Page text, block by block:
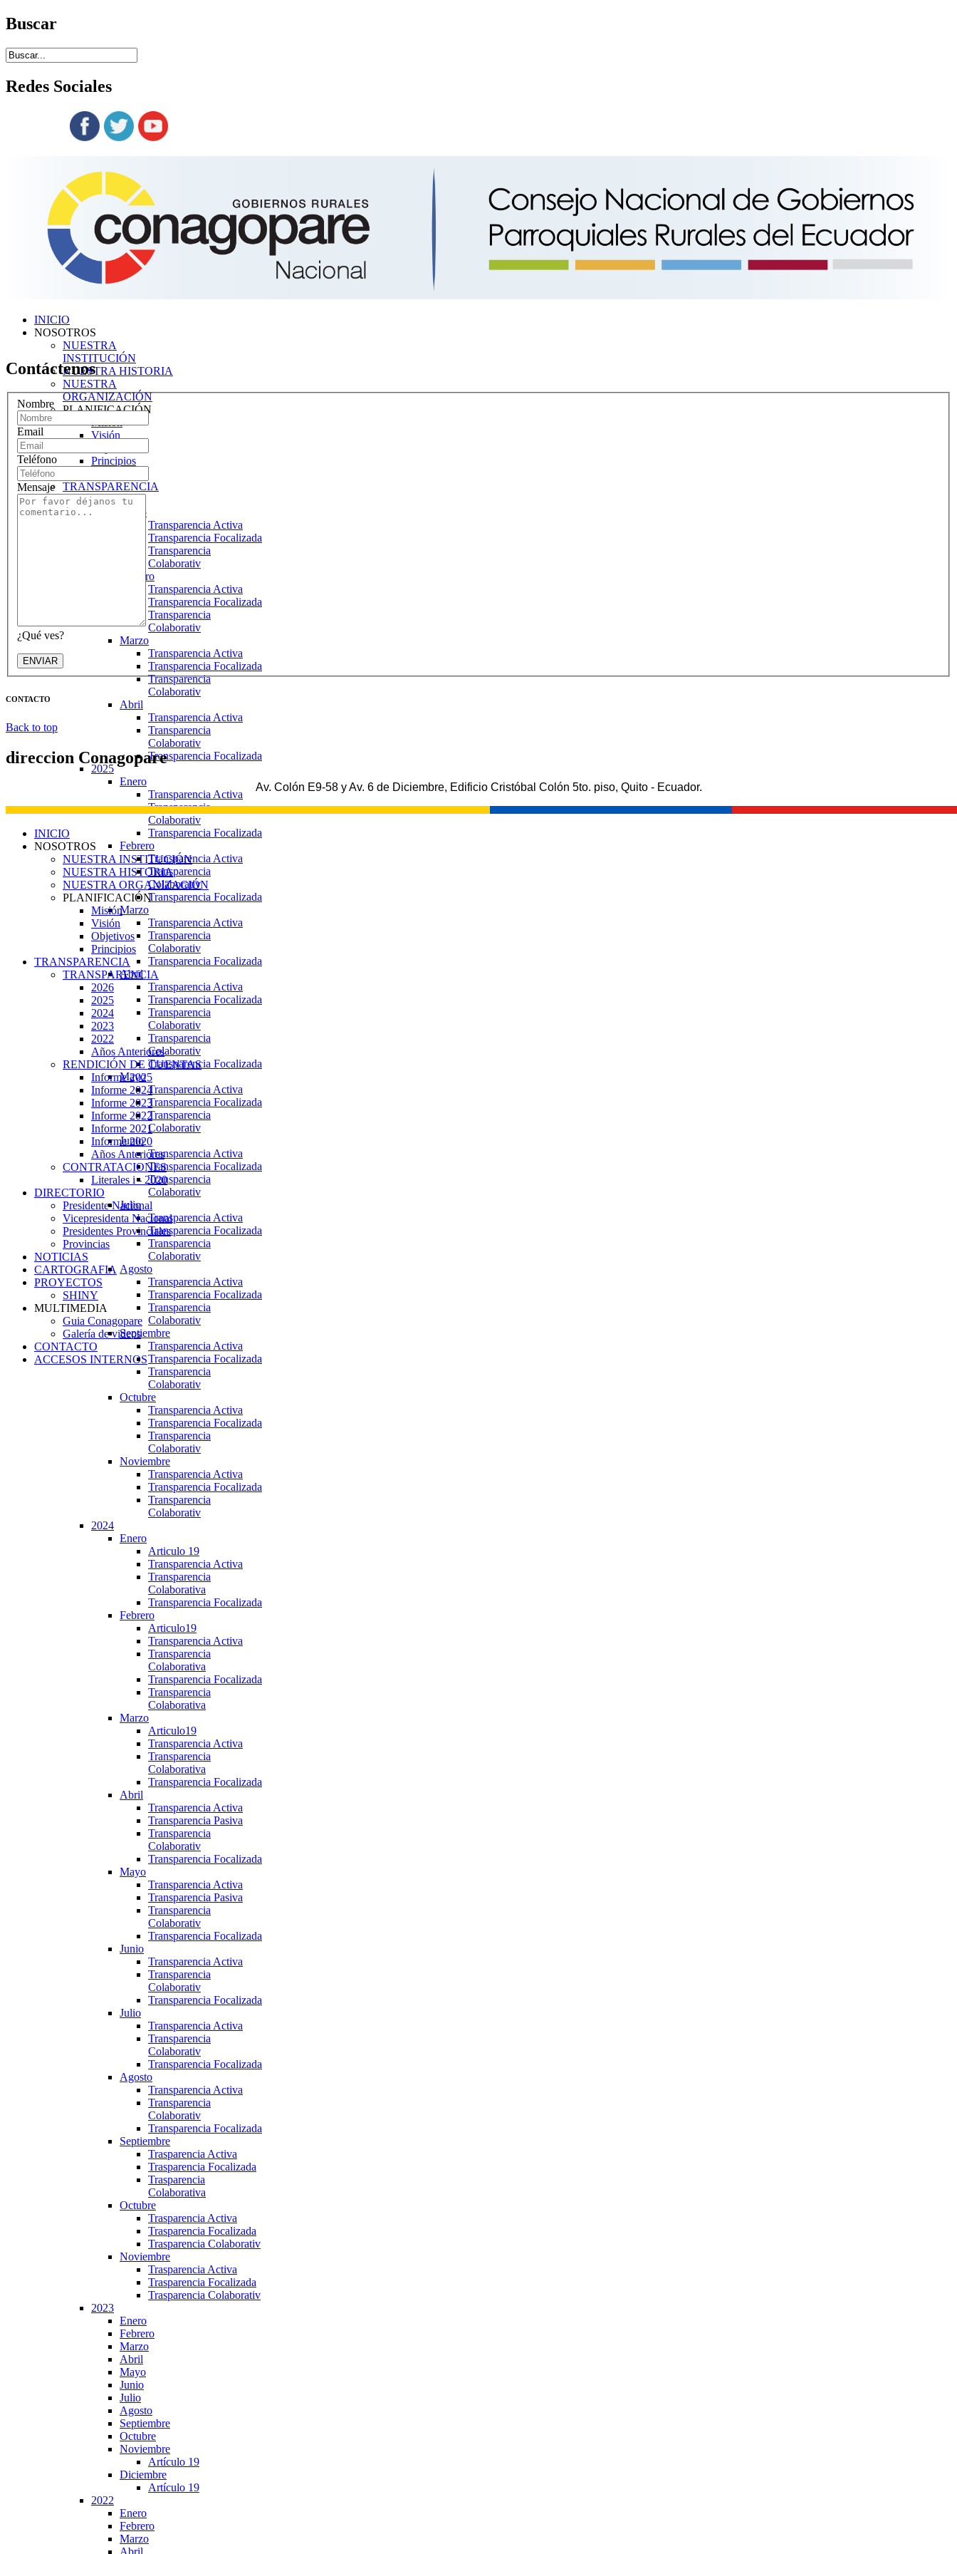
Buscar
Redes Sociales
INICIO
NOSOTROS
NUESTRA
INSTITUCIÓN
NUESTRA HISTORIA
NUESTRA
ORGANIZACIÓN
PLANIFICACIÓN
Misión
Visión
Principios
TRANSPARENCIA
TRANSPARENCIA
2026
Enero
Transparencia Activa
Transparencia Focalizada
Transparencia
Colaborativ
Febrero
Transparencia Activa
Transparencia Focalizada
Transparencia
Colaborativ
Marzo
Transparencia Activa
Transparencia Focalizada
Transparencia
Colaborativ
Abril
Transparencia Activa
Transparencia
Colaborativ
Transparencia Focalizada
2025
Enero
Transparencia Activa
Transparencia
Colaborativ
Transparencia Focalizada
Febrero
Transparencia Activa
Transparencia
Colaborativ
Transparencia Focalizada
Marzo
Transparencia Activa
Transparencia
Colaborativ
Transparencia Focalizada
Abril
Transparencia Activa
Transparencia Focalizada
Transparencia
Colaborativ
Transparencia
Colaborativ
Transparencia Focalizada
Mayo
Transparencia Activa
Transparencia Focalizada
Transparencia
Colaborativ
Junio
Transparencia Activa
Transparencia Focalizada
Transparencia
Colaborativ
Julio
Transparencia Activa
Transparencia Focalizada
Transparencia
Colaborativ
Agosto
Transparencia Activa
Transparencia Focalizada
Transparencia
Colaborativ
Septiembre
Transparencia Activa
Transparencia Focalizada
Transparencia
Colaborativ
Octubre
Transparencia Activa
Transparencia Focalizada
Transparencia
Colaborativ
Noviembre
Transparencia Activa
Transparencia Focalizada
Transparencia
Colaborativ
2024
Enero
Articulo 19
Transparencia Activa
Transparencia
Colaborativa
Transparencia Focalizada
Febrero
Articulo19
Transparencia Activa
Transparencia
Colaborativa
Transparencia Focalizada
Transparencia
Colaborativa
Marzo
Articulo19
Transparencia Activa
Transparencia
Colaborativa
Transparencia Focalizada
Abril
Transparencia Activa
Transparencia Pasiva
Transparencia
Colaborativ
Transparencia Focalizada
Mayo
Transparencia Activa
Transparencia Pasiva
Transparencia
Colaborativ
Transparencia Focalizada
Junio
Transparencia Activa
Transparencia
Colaborativ
Transparencia Focalizada
Julio
Transparencia Activa
Transparencia
Colaborativ
Transparencia Focalizada
Agosto
Transparencia Activa
Transparencia
Colaborativ
Transparencia Focalizada
Septiembre
Trasparencia Activa
Trasparencia Focalizada
Trasparencia
Colaborativa
Octubre
Trasparencia Activa
Trasparencia Focalizada
Trasparencia Colaborativ
Noviembre
Trasparencia Activa
Trasparencia Focalizada
Trasparencia Colaborativ
2023
Enero
Febrero
Marzo
Abril
Mayo
Junio
Julio
Agosto
Septiembre
Octubre
Noviembre
Artículo 19
Diciembre
Artículo 19
2022
Enero
Febrero
Marzo
Abril
Contáctenos
Nombre
Email
Teléfono
Mensaje
¿Qué ves?
ENVIAR
CONTACTO
Back to top
direccion Conagopare
Av. Colón E9-58 y Av. 6 de Diciembre, Edificio Cristóbal Colón 5to. piso, Quito - Ecuador.
INICIO
NOSOTROS
NUESTRA INSTITUCIÓN
NUESTRA HISTORIA
NUESTRA ORGANIZACIÓN
PLANIFICACIÓN
Misión
Visión
Objetivos
Principios
TRANSPARENCIA
TRANSPARENCIA
2026
2025
2024
2023
2022
Años Anteriores
RENDICIÓN DE CUENTAS
Informe 2025
Informe 2024
Informe 2023
Informe 2022
Informe 2021
Informe 2020
Años Anteriores
CONTRATACIONES
Literales i - 2020
DIRECTORIO
Presidente Nacional
Vicepresidenta Nacional
Presidentes Provinciales
Provincias
NOTICIAS
CARTOGRAFIA
PROYECTOS
SHINY
MULTIMEDIA
Guia Conagopare
Galería de videos
CONTACTO
ACCESOS INTERNOS